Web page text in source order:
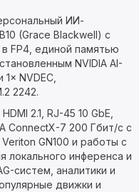
ИИ-
(Grace Blackwell) с
FP4, единой памятью
NVIDIA AI-
NVDEC,
2242.
2.1, RJ-45 10 GbE,
ConnectX-7 200 Гбит/с с
GN100 и работы с
инференса и
систем, аналитики и
движки и